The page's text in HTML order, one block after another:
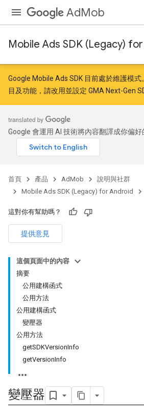
AdMob
Mobile Ads SDK (Legacy)
Google Mobile Ads SDK 目前處於維護模
目及功能，請改用並設定 GMA Next-Gen
Google 會運用 AI 技術將內容翻譯成你偏好
首頁 產品 AdMob
說明與社群
Mobile Ads SDK (Legacy) for Android
這對你有幫助嗎？
提供意見
這個頁面中的內容
摘要
公用建構函式
公用方法
公用建構函式
變壓器
公用方法
getSDKVersionInfo
getVersionInfo
變壓器